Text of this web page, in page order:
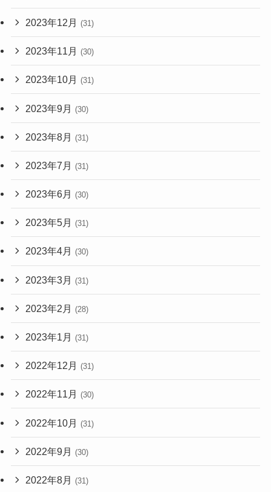
2023年12月 (31)
2023年11月 (30)
2023年10月 (31)
2023年9月 (30)
2023年8月 (31)
2023年7月 (31)
2023年6月 (30)
2023年5月 (31)
2023年4月 (30)
2023年3月 (31)
2023年2月 (28)
2023年1月 (31)
2022年12月 (31)
2022年11月 (30)
2022年10月 (31)
2022年9月 (30)
2022年8月 (31)